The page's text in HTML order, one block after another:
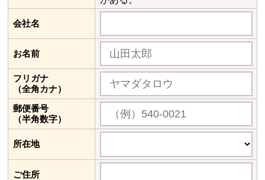
会社名
お名前
フリガナ
（全角カナ）
郵便番号
（半角数字）
所在地
ご住所